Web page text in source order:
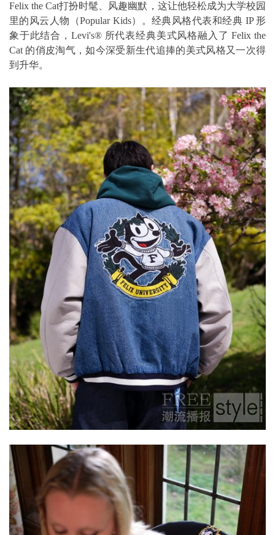
Felix the Cat打扮时髦、风趣幽默，这让他轻松成为大学校园
里的风云人物（Popular Kids）。经典风格代表和经典 IP 形
象于此结合，Levi's® 所代表经典美式风格融入了 Felix the
Cat 的俏皮淘气，如今深受新生代追捧的美式风格又一次得
到升华。